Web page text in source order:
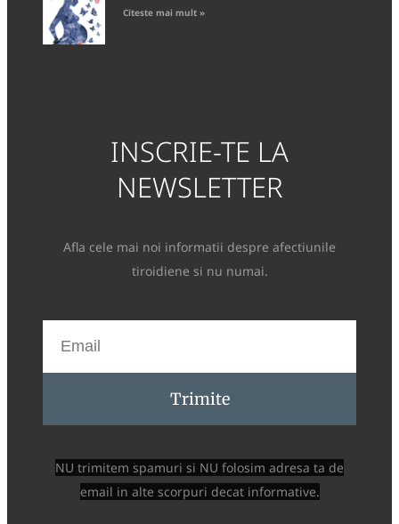
Citeste mai mult »
INSCRIE-TE LA
NEWSLETTER
Afla cele mai noi informatii despre afectiunile
tiroidiene si nu numai.
Trimite
NU trimitem spamuri si NU folosim adresa ta de
email in alte scorpuri decat informative.